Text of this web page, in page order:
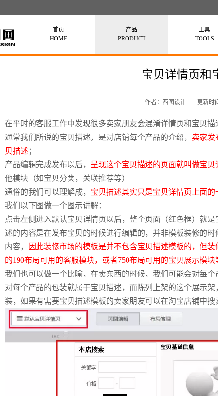
首页
HOME
产品
PRODUCT
工具
TOOLS
宝贝详情页和
作者：西图设计 更新时
在平时的客服工作中发现很多卖家朋友会混淆详情页和宝贝
通常我们所说的宝贝描述，是对店铺每个产品的介绍， 卖家发
贝描述 ；
产品编辑完成发布以后， 呈现这个宝贝描述的页面就叫做宝贝
他模块（如宝贝分类，关联推荐等）
通俗的我们可以理解成， 宝贝描述其实只是宝贝详情页上面
我们以下图做一个图示讲解：
点击左侧进入默认宝贝详情页以后，整个页面（红色框）就
述的内容是在发布宝贝的时候进行编辑的，并非模板装修的
内容，
因此装修市场的模板是并不包含宝贝描述模板的，但
的190布局可用的客服模块，或者750布局可用的宝贝展示模块
我们也可以做一个比喻，在卖东西的时候，我们可能会对每
对每个产品的包装就属于宝贝描述，而陈列上架的这个展示
装，如果有需要宝贝描述模板的卖家朋友可以在淘宝店铺中搜